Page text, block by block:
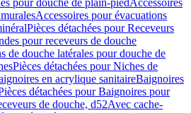
pour douche de plain-piedAccessoires
Accessoires pour évacuations
Pièces détachées pour Receveurs
pour receveurs de douche
de douche latérales pour douche de
Pièces détachées pour Niches de
en acrylique sanitaireBaignoires
détachées pour Baignoires pour
de douche, d52Avec cache-